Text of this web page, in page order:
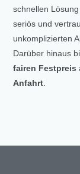
schnellen
seriös und
unkomplizierten
Darüber hinaus
fairen Festpreis
Anfahrt